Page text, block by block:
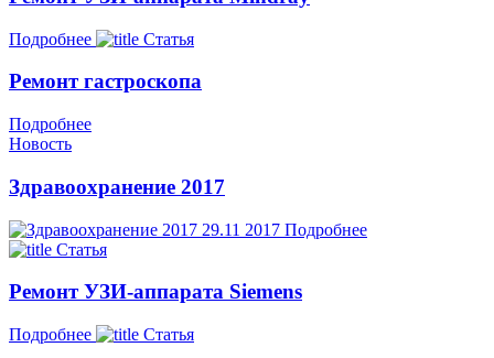
Подробнее Статья
Ремонт гастроскопа
Подробнее
Новость
Здравоохранение 2017
29.11 2017 Подробнее
Статья
Ремонт УЗИ-аппарата Siemens
Подробнее Статья